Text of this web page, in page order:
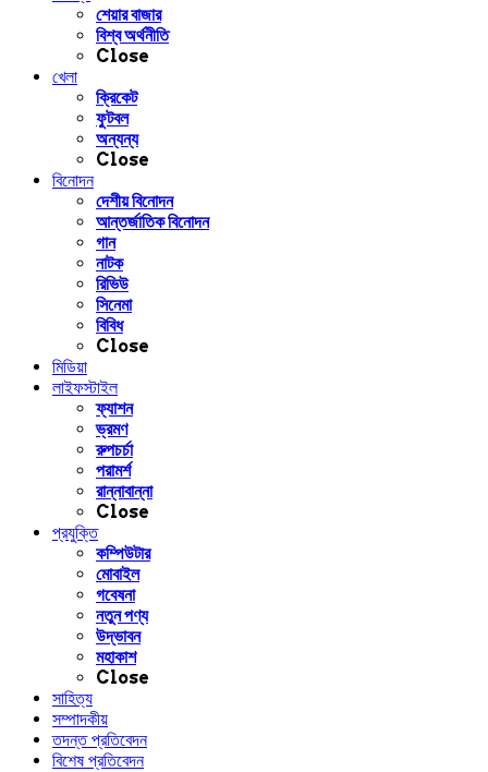
শেয়ার বাজার
বিশ্ব অর্থনীতি
Close
খেলা
ক্রিকেট
ফুটবল
অন্যন্য
Close
বিনোদন
দেশীয় বিনোদন
আন্তর্জাতিক বিনোদন
গান
নাটক
রিভিউ
সিনেমা
বিবিধ
Close
মিডিয়া
লাইফস্টাইল
ফ্যাশন
ভ্রমণ
রুপচর্চা
পরামর্শ
রান্নাবান্না
Close
প্রযুক্তি
কম্পিউটার
মোবাইল
গবেষনা
নতুন পণ্য
উদ্ভাবন
মহাকাশ
Close
সাহিত্য
সম্পাদকীয়
তদন্ত প্রতিবেদন
বিশেষ প্রতিবেদন